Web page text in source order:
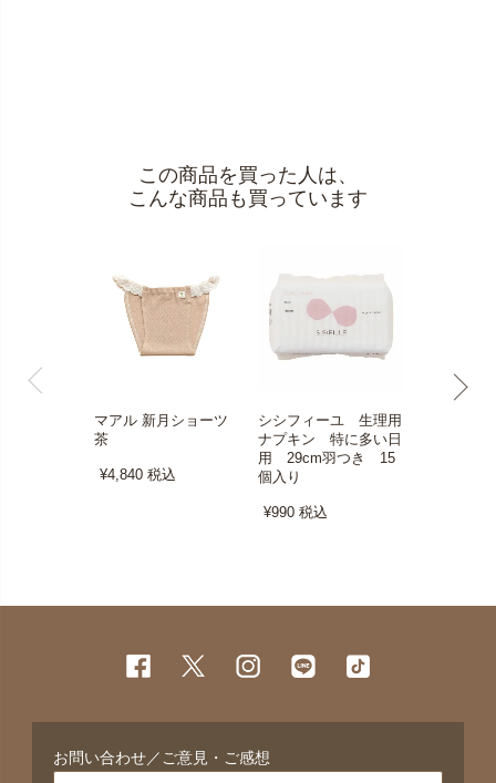
この商品を買った人は、
こんな商品も買っています
マアル 新月ショーツ
茶
¥4,840税込
シシフィーユ 生理用
ナプキン 特に多い日
用 29cm羽つき 15
個入り
¥990税込
お問い合わせ／ご意見・ご感想